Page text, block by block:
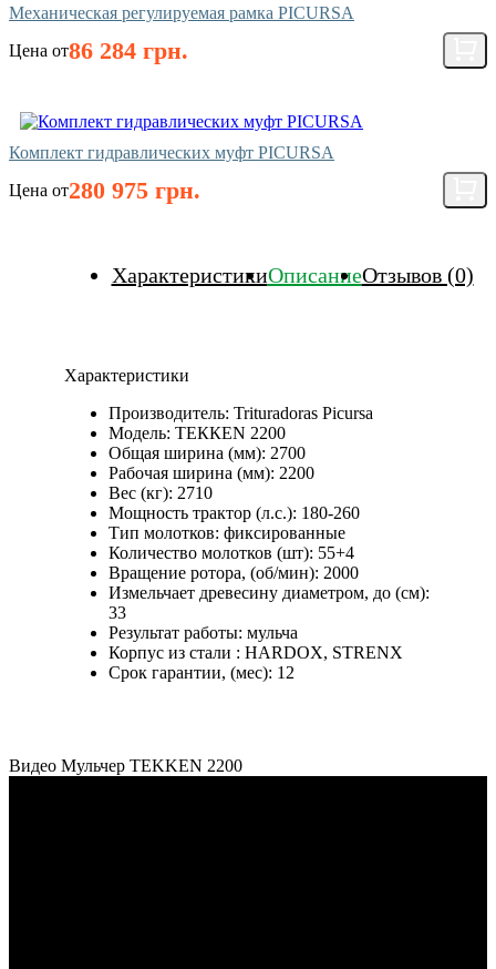
Механическая регулируемая рамка PICURSA
Цена от86 284 грн.
Комплект гидравлических муфт PICURSA
Цена от280 975 грн.
ХарактеристикиОписаниеОтзывов (0)
Характеристики
Производитель: Trituradoras Picursa
Модель: ТЕККЕN 2200
Общая ширина (мм): 2700
Рабочая ширина (мм): 2200
Вес (кг): 2710
Мощность трактор (л.с.): 180-260
Тип молотков: фиксированные
Количество молотков (шт): 55+4
Вращение ротора, (об/мин): 2000
Измельчает древесину диаметром, до (см):
33
Результат работы: мульча
Корпус из стали : HARDOX, STRENX
Срок гарантии, (мес): 12
Видео Мульчер TEKKEN 2200